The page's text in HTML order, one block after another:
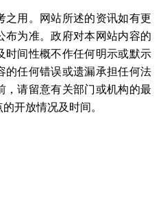
之用。网站所述的资讯如有更
布为准。政府对本网站内容的
时间性概不作任何明示或默示
的任何错误或遗漏承担任何法
，请留意有关部门或机构的最
开放情况及时间。